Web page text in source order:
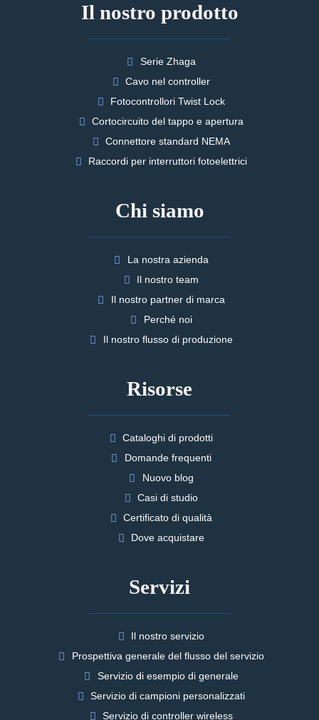
Il nostro prodotto
Serie Zhaga
Cavo nel controller
Fotocontrollori Twist Lock
Cortocircuito del tappo e apertura
Connettore standard NEMA
Raccordi per interruttori fotoelettrici
Chi siamo
La nostra azienda
Il nostro team
Il nostro partner di marca
Perché noi
Il nostro flusso di produzione
Risorse
Cataloghi di prodotti
Domande frequenti
Nuovo blog
Casi di studio
Certificato di qualità
Dove acquistare
Servizi
Il nostro servizio
Prospettiva generale del flusso del servizio
Servizio di esempio di generale
Servizio di campioni personalizzati
Servizio di controller wireless